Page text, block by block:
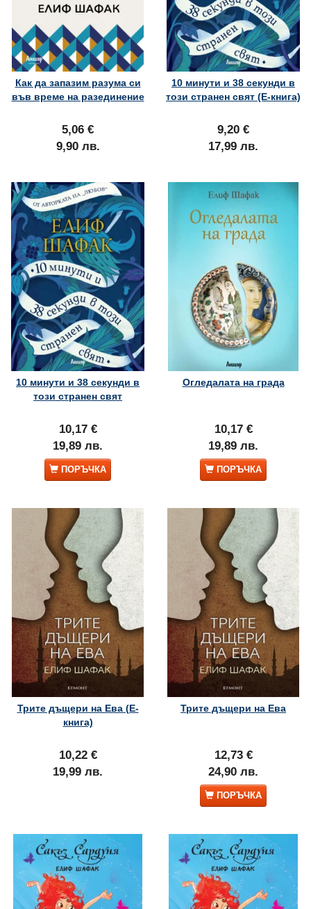
Как да запазим разума си
във време на разединение
5,06 €
9,90 лв.
10 минути и 38 секунди в
този странен свят (Е-книга)
9,20 €
17,99 лв.
10 минути и 38 секунди в
този странен свят
10,17 €
19,89 лв.
ПОРЪЧКА
Огледалата на града
10,17 €
19,89 лв.
ПОРЪЧКА
Трите дъщери на Ева (Е-
книга)
10,22 €
19,99 лв.
Трите дъщери на Ева
12,73 €
24,90 лв.
ПОРЪЧКА